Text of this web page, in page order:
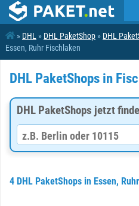
» DHL » DHL PaketShop » DHL
Essen, Ruhr Fischlaken
DHL PaketShops in
DHL PaketShops jetzt
4 DHL PaketShops in Essen,